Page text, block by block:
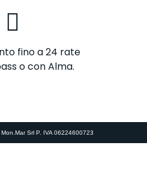
fino a 24 rate
o con Alma.
Srl P. IVA 06224600723